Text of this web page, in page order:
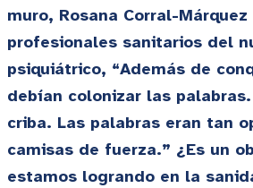
muro, Rosana Corral-
profesionales sanitarios del
psiquiátrico, “Además de
debían colonizar las
criba. Las palabras eran tan
camisas de fuerza.” ¿Es un
estamos logrando en la